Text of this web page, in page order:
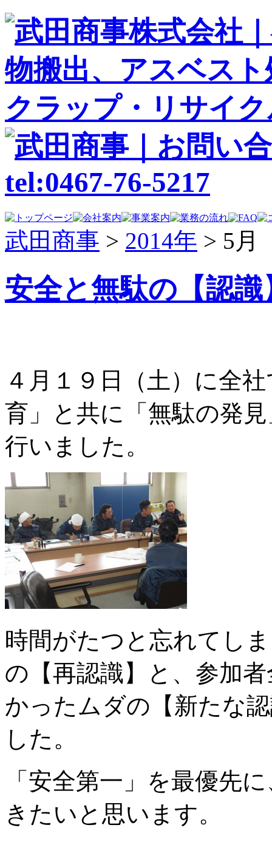
武田商事 > 2014年 > 5月
安全と無駄の【認識
４月１９日（土）に全
育」と共に「無駄の発
行いました。
時間がたつと忘れてし
の【再認識】と、参加
かったムダの【新たな
した。
「安全第一」を最優先
きたいと思います。